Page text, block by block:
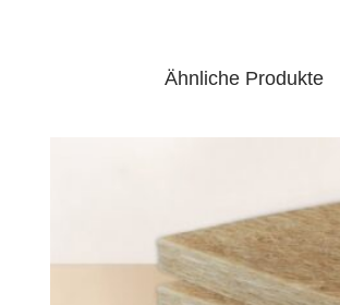
ohne Aufpreis – einebeliebige
Ähnliche Produkte